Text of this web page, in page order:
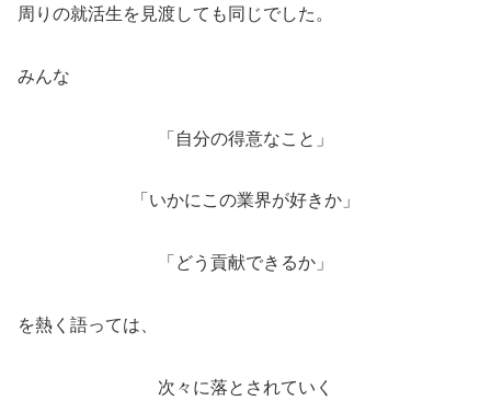
周りの就活生を見渡しても同じでした。
みんな
「自分の得意なこと」
「いかにこの業界が好きか」
「どう貢献できるか」
を熱く語っては、
次々に落とされていく